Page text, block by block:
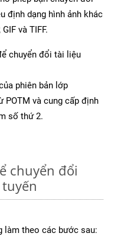
định dạng hình ảnh khác
và TIFF.
chuyển đổi tài liệu
phiên bản lớp
POTM và cung cấp định
số thứ 2.
chuyển đổi
tuyến
làm theo các bước sau: